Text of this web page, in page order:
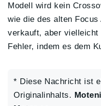
Modell wird kein
wie die des alten
verkauft, aber vielleicht
Fehler, indem es dem
* Diese Nachricht ist
Originalinhalts.